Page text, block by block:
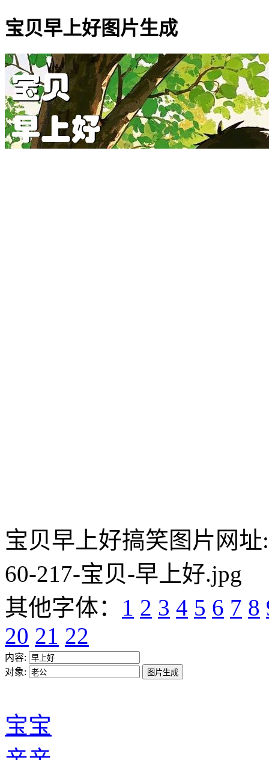
宝贝早上好图片生成
宝贝早上好搞笑图片网址
60-217-宝贝-早上好.jpg
其他字体： 1 2 3 4 5 6 7 8
20 21 22
内容:
对象:
宝宝